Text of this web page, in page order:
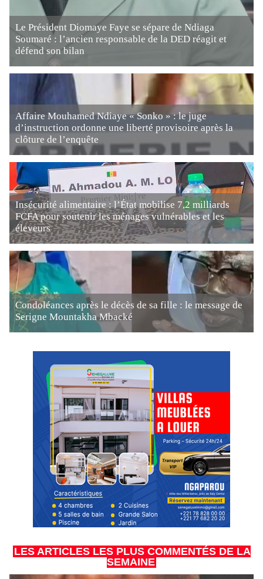
Le Président Diomaye Faye se sépare de Ndiaga
Soumaré : l’ancien responsable de la DED réagit et
défend son bilan
Affaire Mouhamed Ndiaye « Sonko » : le juge
d’instruction ordonne une liberté provisoire après la
clôture de l’enquête
Insécurité alimentaire : l’État mobilise 7,2 milliards
FCFA pour soutenir les ménages vulnérables et les
éleveurs
Condoléances après le décès de sa fille : le message de
Serigne Mountakha Mbacké
LES ARTICLES LES PLUS COMMENTÉS DE LA
SEMAINE